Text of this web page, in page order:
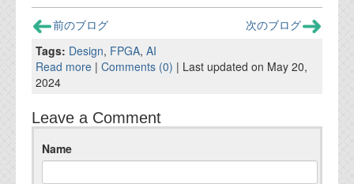
前のブログ
次のブログ
Tags: Design, FPGA, AI
Read more | Comments (0) | Last updated on May 20,
2024
Leave a Comment
Name